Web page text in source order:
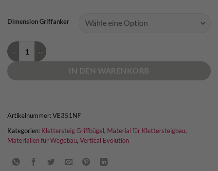
Dimension Griffanker
Griffanker verzinkt 18mm Menge
IN DEN WARENKORB
Artikelnummer:VE351NF
Kategorien: Klettersteig Griffbügel, Material für Klettersteigbau,
Materialien für Wegebau, Vertical Evolution